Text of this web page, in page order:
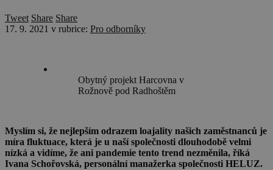
Tweet Share Share
17. 9. 2021 v rubrice: Pro odborníky
Obytný projekt Harcovna v
Rožnově pod Radhoštěm
Myslím si, že nejlepším odrazem loajality našich zaměstnanců je
míra fluktuace, která je u naší společnosti dlouhodobě velmi
nízká a vidíme, že ani pandemie tento trend nezměnila, říká
Ivana Schořovská, personální manažerka společnosti HELUZ.